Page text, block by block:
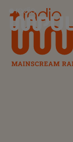
Radio Impuls